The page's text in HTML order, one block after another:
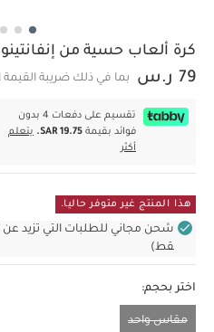
كرة ألعاب حسية من إنفانتينو
79 ر.س بما في ذلك ضريبة
تقسيم على دفعات 4 بدون
فوائد بقيمة SAR 19.75.
يتعلم
أكثر
هذا المنتج غير متوفر حاليا.
قط)
اختر بحجم:
مقاس واحد